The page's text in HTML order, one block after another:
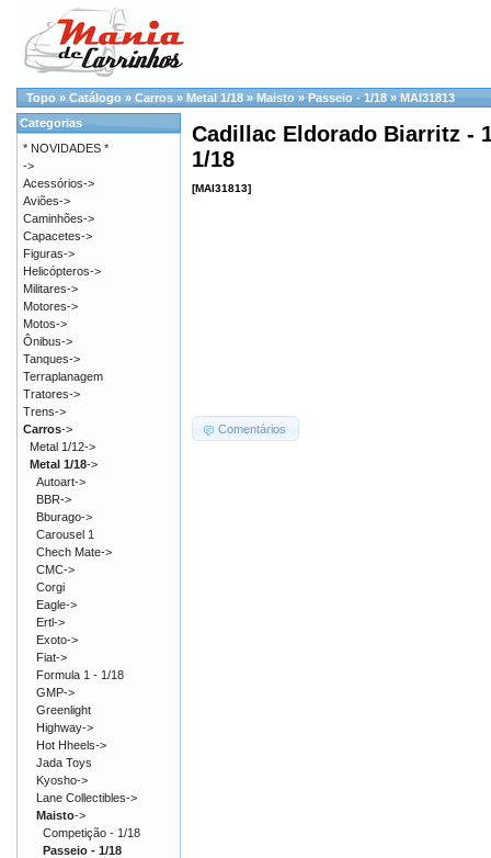
Topo » Catálogo » Carros » Metal 1/18 » Maisto » Passeio - 1/18 » MAI31813
Cadillac Eldorado Biarritz -
1/18
[MAI31813]
Comentários
Categorias
* NOVIDADES *
->
Acessórios->
Aviões->
Caminhões->
Capacetes->
Figuras->
Helicópteros->
Militares->
Motores->
Motos->
Ônibus->
Tanques->
Terraplanagem
Tratores->
Trens->
Carros->
Metal 1/12->
Metal 1/18->
Autoart->
BBR->
Bburago->
Carousel 1
Chech Mate->
CMC->
Corgi
Eagle->
Ertl->
Exoto->
Fiat->
Formula 1 - 1/18
GMP->
Greenlight
Highway->
Hot Hheels->
Jada Toys
Kyosho->
Lane Collectibles->
Maisto->
Competição - 1/18
Passeio - 1/18